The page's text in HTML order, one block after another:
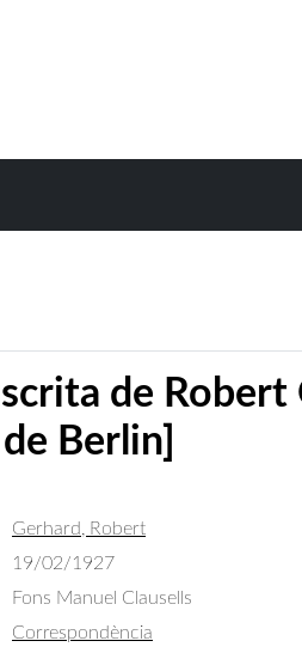
de Robert
Berlin]
Gerhard, Robert
19/02/1927
Fons Manuel Clausells
Correspondència